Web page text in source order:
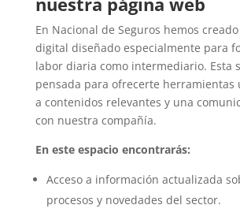
En Nacional de Seguros hemos
digital diseñado especialmente para
labor diaria como intermediario. Esta
pensada para ofrecerte herramientas
a contenidos relevantes y una
con nuestra compañía.
En este espacio encontrarás:
Acceso a información actualizada
procesos y novedades del sector.